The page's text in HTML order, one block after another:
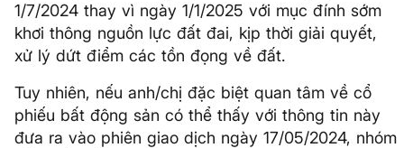
1/7/2024 thay vì ngày 1/1/2025 với mục đính sớm
khơi thông nguồn lực đất đai, kịp thời giải quyết,
xử lý dứt điểm các tồn đọng về đất.
Tuy nhiên, nếu anh/chị đặc biệt quan tâm về cổ
phiếu bất động sản có thể thấy với thông tin này
đưa ra vào phiên giao dịch ngày 17/05/2024, nhóm